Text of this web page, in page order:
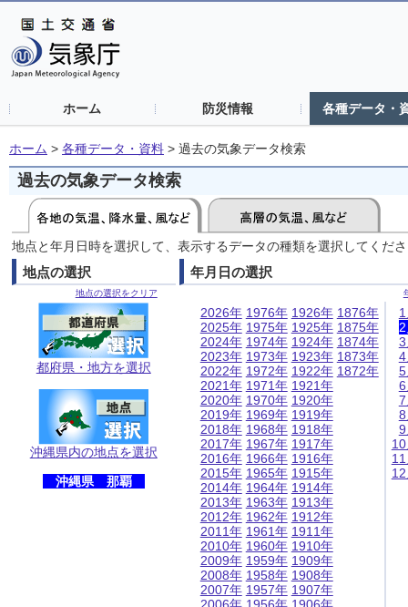
ホーム 防災情報 各種データ・
ホーム > 各種データ・資料 > 過去の気象データ検索
過去の気象データ検索
地点と年月日時を選択して、表示するデータの種類を選択してくだ
地点の選択
地点の選択をクリア
都府県・地方を選択
沖縄県内の地点を選択
沖縄県 那覇
年月日の選択
2026年
2025年
2024年
2023年
2022年
2021年
2020年
2019年
2018年
2017年
2016年
2015年
2014年
2013年
2012年
2011年
2010年
2009年
2008年
2007年
1976年
1975年
1974年
1973年
1972年
1971年
1970年
1969年
1968年
1967年
1966年
1965年
1964年
1963年
1962年
1961年
1960年
1959年
1958年
1957年
1926年
1925年
1924年
1923年
1922年
1921年
1920年
1919年
1918年
1917年
1916年
1915年
1914年
1913年
1912年
1911年
1910年
1909年
1908年
1907年
1876年
1875年
1874年
1873年
1872年